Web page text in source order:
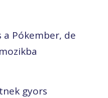
a Pókember, de
gyors